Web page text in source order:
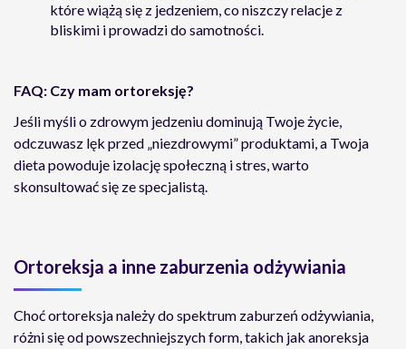
które wiążą się z jedzeniem, co niszczy relacje z
bliskimi i prowadzi do samotności.
FAQ: Czy mam ortoreksję?
Jeśli myśli o zdrowym jedzeniu dominują Twoje życie,
odczuwasz lęk przed „niezdrowymi” produktami, a Twoja
dieta powoduje izolację społeczną i stres, warto
skonsultować się ze specjalistą.
Ortoreksja a inne zaburzenia odżywiania
Choć ortoreksja należy do spektrum zaburzeń odżywiania,
różni się od powszechniejszych form, takich jak anoreksja